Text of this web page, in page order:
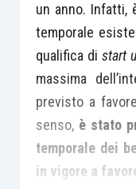
un anno. Infatti,
temporale
qualifica distart
massima
previsto a
senso, è stato
temporale dei
in vigore a